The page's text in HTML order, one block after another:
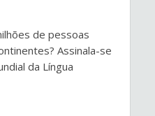
de pessoas
Assinala-se
da Língua